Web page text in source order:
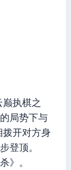
执棋之
局势下与
开对方身
登顶。
》。